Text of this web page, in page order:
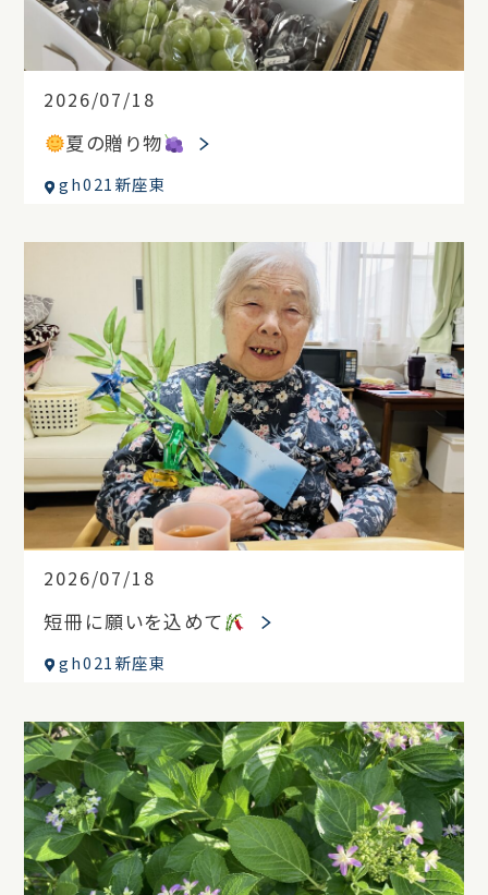
2026/07/18
夏の贈り物
gh021新座東
2026/07/18
短冊に願いを込めて
gh021新座東